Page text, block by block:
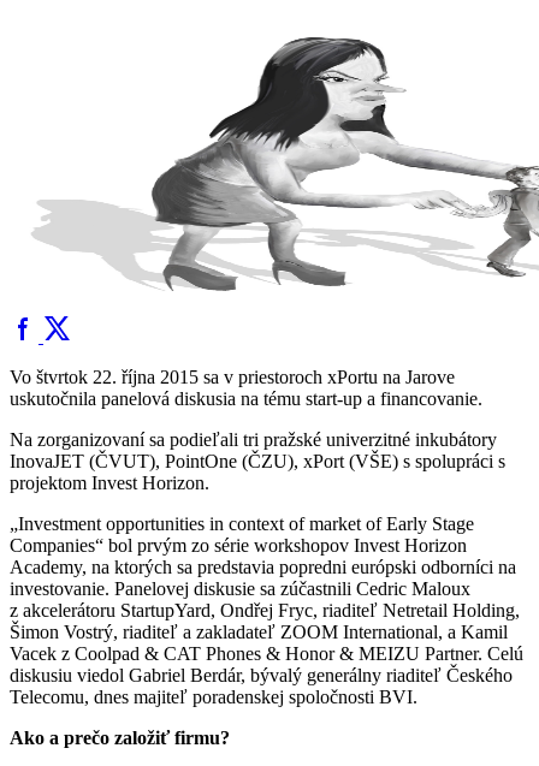
Vo štvrtok 22. října 2015 sa v priestoroch xPortu na Jarove
uskutočnila panelová diskusia na tému start-up a financovanie.
Na zorganizovaní sa podieľali tri pražské univerzitné inkubátory
InovaJET (ČVUT), PointOne (ČZU), xPort (VŠE) s spolupráci s
projektom Invest Horizon.
„Investment opportunities in context of market of Early Stage
Companies“ bol prvým zo série workshopov Invest Horizon
Academy, na ktorých sa predstavia popredni európski odborníci na
investovanie. Panelovej diskusie sa zúčastnili Cedric Maloux
z akcelerátoru StartupYard, Ondřej Fryc, riaditeľ Netretail Holding,
Šimon Vostrý, riaditeľ a zakladateľ ZOOM International, a Kamil
Vacek z Coolpad & CAT Phones & Honor & MEIZU Partner. Celú
diskusiu viedol Gabriel Berdár, bývalý generálny riaditeľ Českého
Telecomu, dnes majiteľ poradenskej spoločnosti BVI.
Ako a prečo založiť firmu?